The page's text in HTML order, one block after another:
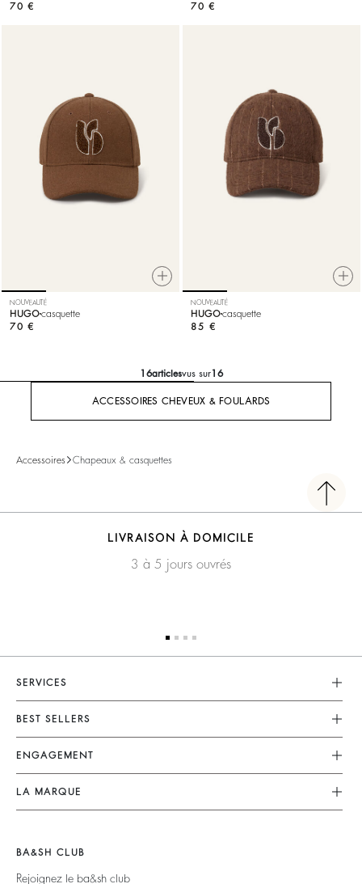
70 €
70 €
NOUVEAUTÉ
HUGOcasquette
70 €
NOUVEAUTÉ
HUGOcasquette
85 €
16articlesvus sur16
ACCESSOIRES CHEVEUX & FOULARDS
Accessoires Chapeaux & casquettes
LIVRAISON À DOMICILE
3 à 5 jours ouvrés
SERVICES
Service Client
FAQ
Retouches & Réparations
accessibilité
BEST SELLERS
Robes
Combinaisons
Tops & Chemises
Pulls & Cardigans
Dos Nus
ENGAGEMENT
Nos Engagements
Planète
Partenaires
LA MARQUE
Barbara & Sharon
125 Et Après
BA&SH CLUB
Rejoignez le ba&sh club